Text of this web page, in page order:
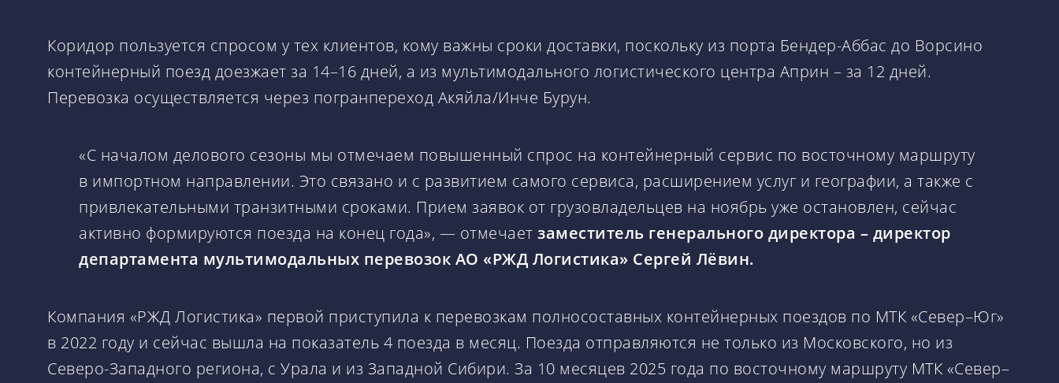
Коридор пользуется спросом у тех клиентов, кому важны сроки доставки, поскольку из порта Бендер-Аббас до Ворсино
контейнерный поезд доезжает за 14–16 дней, а из мультимодального логистического центра Априн – за 12 дней.
Перевозка осуществляется через погранпереход Акяйла/Инче Бурун.
«С началом делового сезоны мы отмечаем повышенный спрос на контейнерный сервис по восточному маршруту
в импортном направлении. Это связано и с развитием самого сервиса, расширением услуг и географии, а также с
привлекательными транзитными сроками. Прием заявок от грузовладельцев на ноябрь уже остановлен, сейчас
активно формируются поезда на конец года», — отмечает заместитель генерального директора – директор
департамента мультимодальных перевозок АО «РЖД Логистика» Сергей Лёвин.
Компания «РЖД Логистика» первой приступила к перевозкам полносоставных контейнерных поездов по МТК «Север–Юг»
в 2022 году и сейчас вышла на показатель 4 поезда в месяц. Поезда отправляются не только из Московского, но из
Северо-Западного региона, с Урала и из Западной Сибири. За 10 месяцев 2025 года по восточному маршруту МТК «Север–